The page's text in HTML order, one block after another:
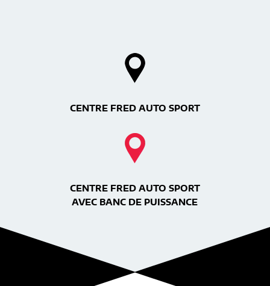
CENTRE FRED AUTO SPORT
CENTRE FRED AUTO SPORT
AVEC BANC DE PUISSANCE